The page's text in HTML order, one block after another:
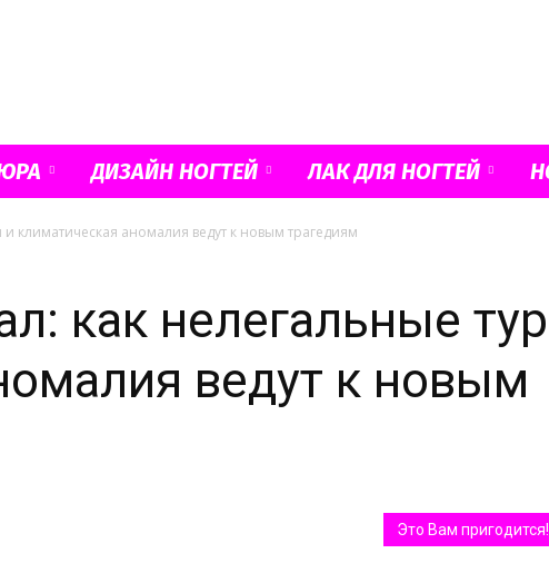
Французский
ДИЗАЙН НОГТЕЙ ЛАК ДЛЯ НОГТЕЙ
климатическая аномалия ведут к новым трагедиям
как нелегальные
ведут к новым
Это Вам пригодится!